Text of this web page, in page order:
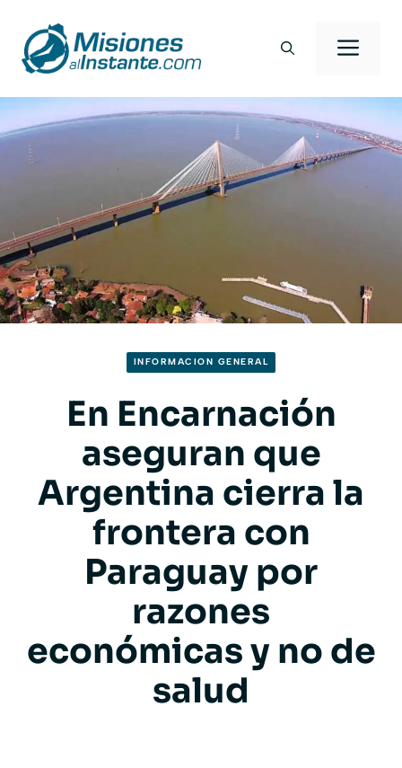
contenido
INFORMACION GENERAL
En Encarnación
aseguran que
Argentina cierra la
frontera con
Paraguay por
razones
económicas y no de
salud